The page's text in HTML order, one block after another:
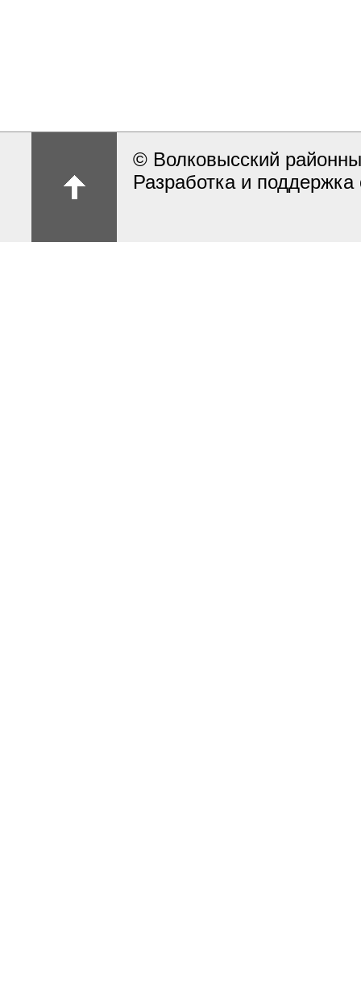
© Волковысский
Разработка и поддержка